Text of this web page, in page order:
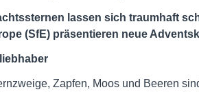
lassen sich traumhaft
(SfE) präsentieren neue
Zapfen, Moos und Beeren